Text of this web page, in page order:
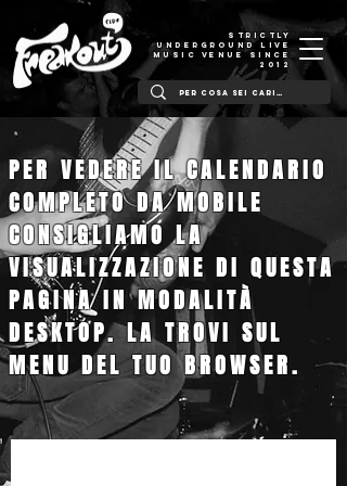
STRICTLY
UNDERGROUND LIVE
MUSIC VENUE SINCE
2012
PER VEDERE IL CALENDARIO
COMPLETO DA MOBILE
CONSIGLIAMO LA
VISUALIZZAZIONE DI QUESTA
PAGINA IN MODALITÀ
DESKTOP. LA TROVI SUL
MENU DEL TUO BROWSER.